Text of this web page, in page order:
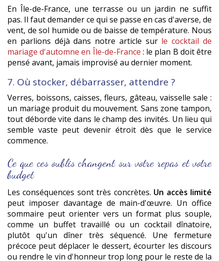
En Île-de-France, une terrasse ou un jardin ne suffit
pas. Il faut demander ce qui se passe en cas d'averse, de
vent, de sol humide ou de baisse de température. Nous
en parlions déjà dans notre article sur le cocktail de
mariage d'automne en Île-de-France : le plan B doit être
pensé avant, jamais improvisé au dernier moment.
7. Où stocker, débarrasser, attendre ?
Verres, boissons, caisses, fleurs, gâteau, vaisselle sale :
un mariage produit du mouvement. Sans zone tampon,
tout déborde vite dans le champ des invités. Un lieu qui
semble vaste peut devenir étroit dès que le service
commence.
Ce que ces oublis changent sur votre repas et votre
budget
Les conséquences sont très concrètes. Un accès limité
peut imposer davantage de main-d'œuvre. Un office
sommaire peut orienter vers un format plus souple,
comme un buffet travaillé ou un cocktail dînatoire,
plutôt qu'un dîner très séquencé. Une fermeture
précoce peut déplacer le dessert, écourter les discours
ou rendre le vin d'honneur trop long pour le reste de la